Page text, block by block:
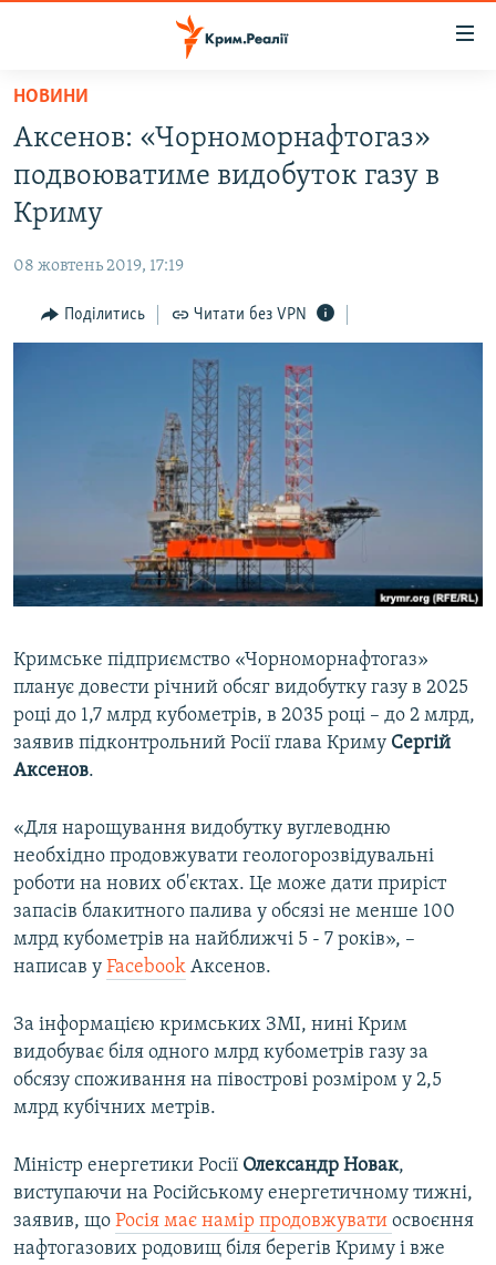
Перейти
основного
матеріалу
Перейти
до
основної
Перейти
до
ВІДЕО ТА ФОТО
БЛОГИ
ПОГЛЯД
ВІДЕОУРОКИ «ELIFBE»
СВІДЧЕННЯ ОКУПАЦІЇ
УКРАЇНСЬКА ПРОБЛЕМА КРИМУ
ЯК ОБІЙТИ БЛОКУВАННЯ
Qırımtatar
Усі сайти RFE/RL
НОВИНИ
Аксенов: «Чорноморнафтогаз»
подвоюватиме видобуток газу в
Криму
08 жовтень 2019, 17:19
Поділитись Читати без VPN
Кримське підприємство «Чорноморнафтогаз»
планує довести річний обсяг видобутку газу в 2025
році до 1,7 млрд кубометрів, в 2035 році – до 2 млрд,
заявив підконтрольний Росії глава Криму Сергій
Аксенов.
«Для нарощування видобутку вуглеводню
необхідно продовжувати геологорозвідувальні
роботи на нових об'єктах. Це може дати приріст
запасів блакитного палива у обсязі не менше 100
млрд кубометрів на найближчі 5 - 7 років», –
написав у Facebook Аксенов.
За інформацією кримських ЗМІ, нині Крим
видобуває біля одного млрд кубометрів газу за
обсязу споживання на півострові розміром у 2,5
млрд кубічних метрів.
Міністр енергетики Росії Олександр Новак,
виступаючи на Російському енергетичному тижні,
заявив, що Росія має намір продовжувати освоєння
нафтогазових родовищ біля берегів Криму і вже